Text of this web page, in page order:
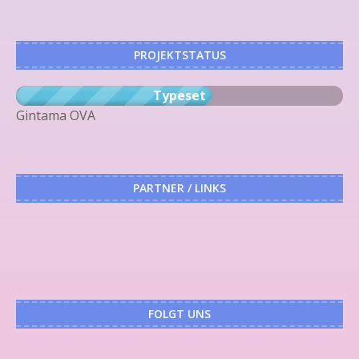
PROJEKTSTATUS
Typeset
Gintama OVA
PARTNER / LINKS
FOLGT UNS